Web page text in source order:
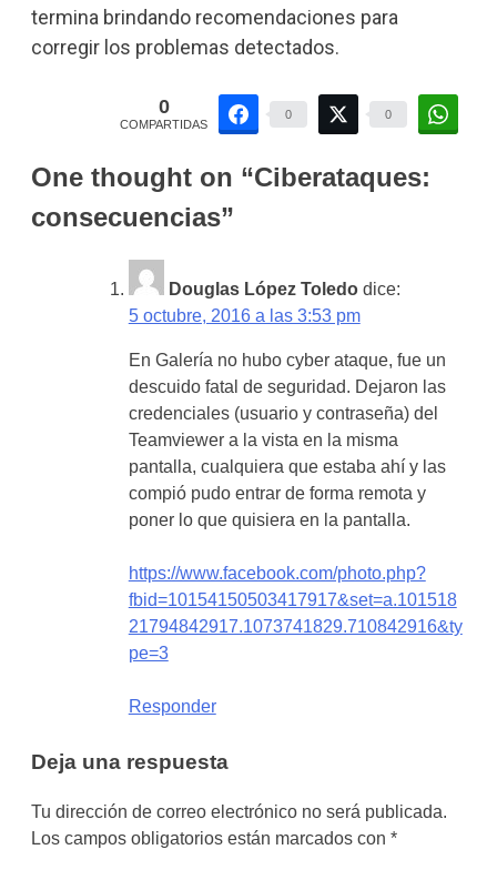
termina brindando recomendaciones para
corregir los problemas detectados.
0
COMPARTIDAS
0 0
One thought on “Ciberataques:
consecuencias”
Douglas López Toledo dice:
5 octubre, 2016 a las 3:53 pm
En Galería no hubo cyber ataque, fue un
descuido fatal de seguridad. Dejaron las
credenciales (usuario y contraseña) del
Teamviewer a la vista en la misma
pantalla, cualquiera que estaba ahí y las
compió pudo entrar de forma remota y
poner lo que quisiera en la pantalla.
https://www.facebook.com/photo.php?
fbid=10154150503417917&set=a.101518
21794842917.1073741829.710842916&ty
pe=3
Responder
Deja una respuesta
Tu dirección de correo electrónico no será publicada.
Los campos obligatorios están marcados con *